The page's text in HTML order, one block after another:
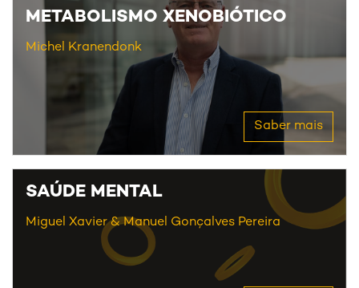
METABOLISMO XENOBIÓTICO
Michel Kranendonk
Saber mais
SAÚDE MENTAL
Miguel Xavier Manuel Gonçalves Pereira